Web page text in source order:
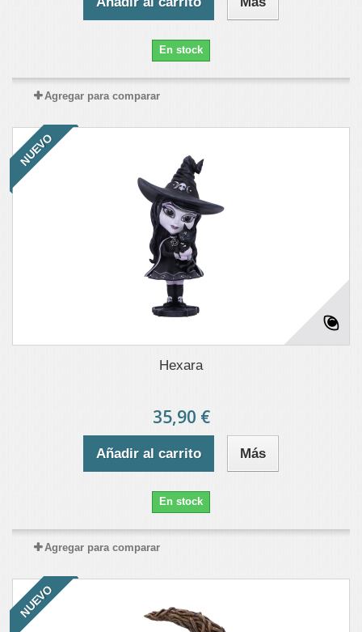
En stock
Agregar para comparar
NUEVO
Hexara
35,90 €
Añadir al carrito Más
En stock
Agregar para comparar
NUEVO